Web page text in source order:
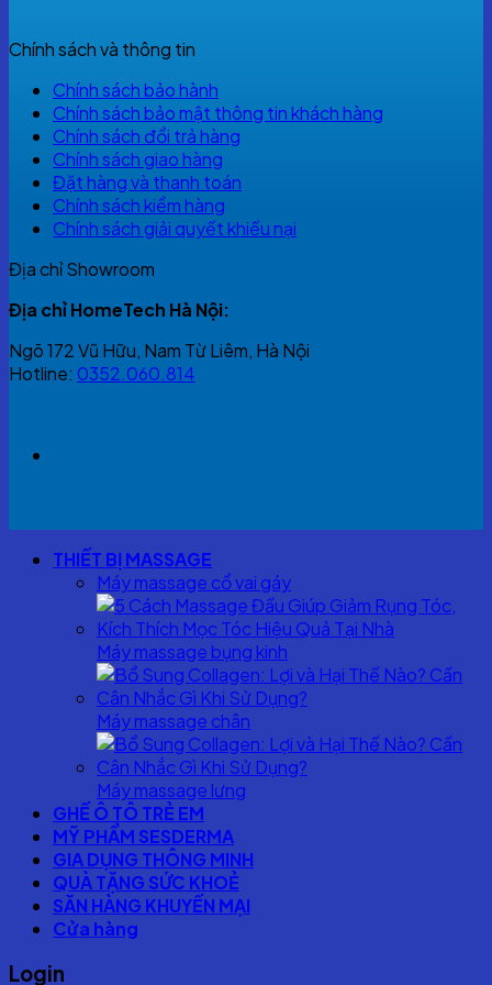
Chính sách và thông tin
Chính sách bảo hành
Chính sách bảo mật thông tin khách hàng
Chính sách đổi trả hàng
Chính sách giao hàng
Đặt hàng và thanh toán
Chính sách kiểm hàng
Chính sách giải quyết khiếu nại
Địa chỉ Showroom
Địa chỉ HomeTech Hà Nội:
Ngõ 172 Vũ Hữu, Nam Từ Liêm, Hà Nội
Hotline: 0352.060.814
THIẾT BỊ MASSAGE
Máy massage cổ vai gáy
Máy massage bụng kinh
Máy massage chân
Máy massage lưng
GHẾ Ô TÔ TRẺ EM
MỸ PHẨM SESDERMA
GIA DỤNG THÔNG MINH
QUÀ TẶNG SỨC KHOẺ
SĂN HÀNG KHUYẾN MẠI
Cửa hàng
Login